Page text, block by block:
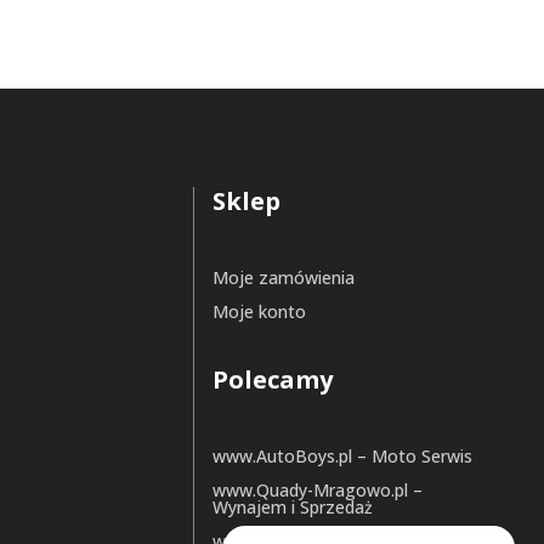
Sklep
Moje zamówienia
Moje konto
Polecamy
www.AutoBoys.pl – Moto Serwis
www.Quady-Mragowo.pl –
Wynajem i Sprzedaż